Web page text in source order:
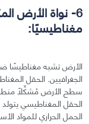
6- نواة الأرض
مغناطيسيًا:
الأرض تشبه مغناطيسًا
الجغرافيين. الحقل
سطح الأرض مُشكِّلًا
الحقل المغناطيسي
الحمل الحراري للمواد